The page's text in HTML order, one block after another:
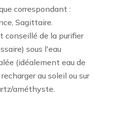
correspondant :
Sagittaire.
conseillé de la purifier
sous l'eau
(idéalement eau de
au soleil ou sur
améthyste.